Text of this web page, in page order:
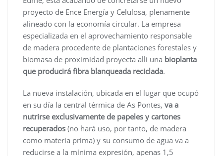
proyecto de Ence Energía y Celulosa, plenamente
alineado con la economía circular. La empresa
especializada en el aprovechamiento responsable
de madera procedente de plantaciones forestales y
biomasa de proximidad proyecta allí una bioplanta
que producirá fibra blanqueada reciclada.
La nueva instalación, ubicada en el lugar que ocupó
en su día la central térmica de As Pontes, va a
nutrirse exclusivamente de papeles y cartones
recuperados (no hará uso, por tanto, de madera
como materia prima) y su consumo de agua va a
reducirse a la mínima expresión, apenas 1,5